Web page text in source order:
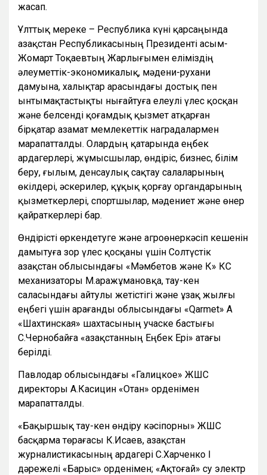
жасап.
Ұлттық мереке – Республика күні қарсаңында
Қазақстан Республикасының Президенті Қасым-
Жомарт Тоқаевтың Жарлығымен еліміздің
әлеуметтік-экономикалық, мәдени-рухани
дамуына, халықтар арасындағы достық пен
ынтымақтастықты нығайтуға елеулі үлес қосқан
және белсенді қоғамдық қызмет атқарған
бірқатар азамат мемлекеттік наградалармен
марапатталды. Олардың қатарында еңбек
ардагерлері, жұмысшылар, өндіріс, бизнес, білім
беру, ғылым, денсаулық сақтау салаларының
өкілдері, әскерилер, құқық қорғау органдарының
қызметкерлері, спортшылар, мәдениет және өнер
қайраткерлері бар.
Өндірісті өркендетуге және агроөнеркәсіп кешенін
дамытуға зор үлес қосқаны үшін Солтүстік
Қазақстан облысындағы «Мәмбетов және К» КС
механизаторы М.Қаражұмановқа, тау-кен
саласындағы айтулы жетістігі және ұзақ жылғы
еңбегі үшін Қарағанды облысындағы «Qarmet» АҚ
«Шахтинская» шахтасының учаске бастығы
С.Чернобайға «Қазақстанның Еңбек Ері» атағы
берілді.
Павлодар облысындағы «Галицкое» ЖШС
директоры А.Касицин «Отан» орденімен
марапатталды.
«Бақыршық тау-кен өндіру кәсіпорны» ЖШС
басқарма төрағасы К.Исаев, Қазақстан
журналистикасының ардагері С.Харченко І
дәрежелі «Барыс» орденімен; «Ақтоғай» су электр